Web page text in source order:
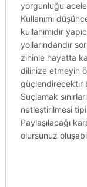
yorgunluğu
Kullanımı
kullanımıdır
yollarındandır
zihinle hayatta
dilinize etmeyin
güçlendirecektir
Suçlamak
netleştirilmesi
Paylaşılacağı
olursunuz